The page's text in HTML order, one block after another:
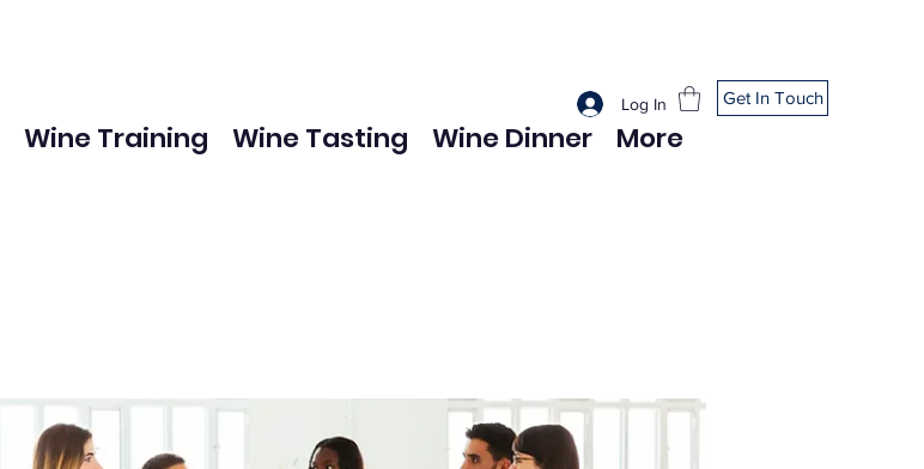
Log In Get In Touch
Wine Training Wine Tasting Wine Dinner More